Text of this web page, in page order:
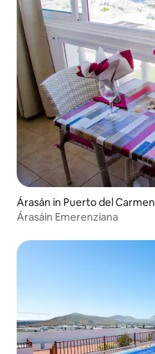
Árasán in Puerto del Carmen
Árasáin Emerenziana